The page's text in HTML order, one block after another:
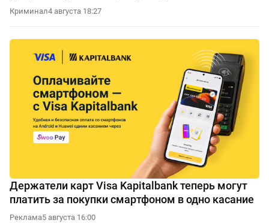
Криминал4 августа 18:27
Держатели карт Visa Kapitalbank теперь могут
платить за покупки смартфоном в одно касание
Реклама5 августа 16:00